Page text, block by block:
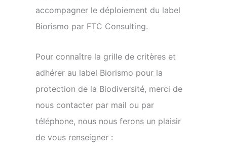
accompagner le déploiement du label
Biorismo par FTC Consulting.
Pour connaître la grille de critères et
adhérer au label Biorismo pour la
protection de la Biodiversité, merci de
nous contacter par mail ou par
téléphone, nous nous ferons un plaisir
de vous renseigner :